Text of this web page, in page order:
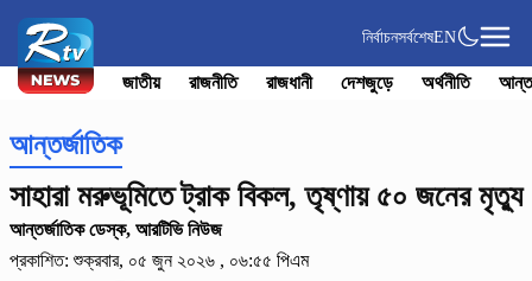
নির্বাচনসর্বশেষEN
জাতীয় রাজনীতি রাজধানী দেশজুড়ে অর্থনীতি
আন্তর্জাতিক
সাহারা মরুভূমিতে ট্রাক বিকল, তৃষ্ণায় ৫০ জনের মৃত্যু
আন্তর্জাতিক ডেস্ক, আরটিভি নিউজ
প্রকাশিত: শুক্রবার, ০৫ জুন ২০২৬ , ০৬:৫৫ পিএম